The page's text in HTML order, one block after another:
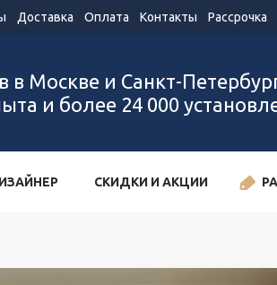
Доставка Оплата Контакты Рассрочка
в Москве и Санкт-
и более 24 000
СКИДКИ И АКЦИИ